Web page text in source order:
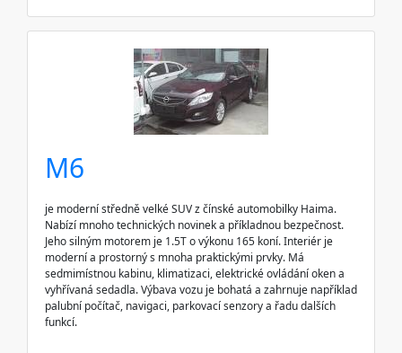
M6
je moderní středně velké SUV z čínské automobilky Haima.
Nabízí mnoho technických novinek a příkladnou bezpečnost.
Jeho silným motorem je 1.5T o výkonu 165 koní. Interiér je
moderní a prostorný s mnoha praktickými prvky. Má
sedmimístnou kabinu, klimatizaci, elektrické ovládání oken a
vyhřívaná sedadla. Výbava vozu je bohatá a zahrnuje například
palubní počítač, navigaci, parkovací senzory a řadu dalších
funkcí.